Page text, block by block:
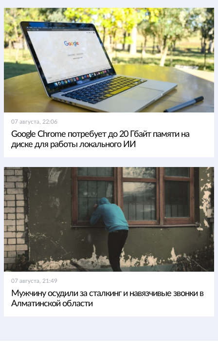
07 августа, 22:06
Google Chrome потребует до 20 Гбайт памяти на
диске для работы локального ИИ
07 августа, 21:49
Мужчину осудили за сталкинг и навязчивые звонки в
Алматинской области